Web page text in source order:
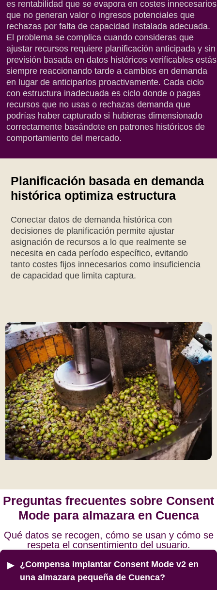
es rentabilidad que se evapora en costes innecesarios
que no generan valor o ingresos potenciales que
rechazas por falta de capacidad instalada adecuada.
El problema se complica cuando consideras que
ajustar recursos requiere planificación anticipada y sin
previsión basada en datos históricos verificables estás
siempre reaccionando tarde a cambios en demanda
en lugar de anticiparlos proactivamente. Cada ciclo
con estructura inadecuada es ciclo donde o pagas
recursos que no usas o rechazas demanda que
podrías haber capturado si hubieras dimensionado
correctamente basándote en patrones históricos de
comportamiento del mercado.
Planificación basada en demanda
histórica optimiza estructura
Conectar datos de demanda histórica con
decisiones de planificación permite ajustar
asignación de recursos a lo que realmente se
necesita en cada período específico, evitando
tanto costes fijos innecesarios como insuficiencia
de capacidad que limita captura.
Preguntas frecuentes sobre Consent
Mode para almazara en Cuenca
Qué datos se recogen, cómo se usan y cómo se
respeta el consentimiento del usuario.
¿Compensa implantar Consent Mode v2 en
una almazara pequeña de Cuenca?